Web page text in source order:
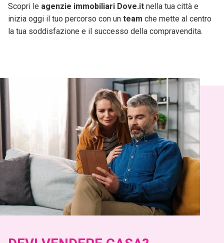
Scopri le agenzie immobiliari Dove.it nella tua città e
inizia oggi il tuo percorso con un team che mette al centro
la tua soddisfazione e il successo della compravendita.